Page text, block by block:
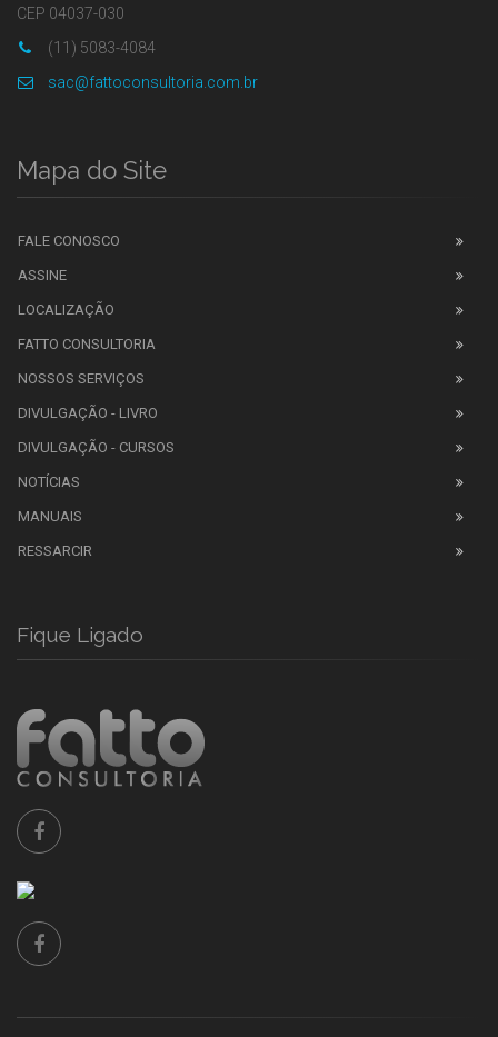
CEP 04037-030
(11) 5083-4084
sac@fattoconsultoria.com.br
Mapa do Site
FALE CONOSCO
ASSINE
LOCALIZAÇÃO
FATTO CONSULTORIA
NOSSOS SERVIÇOS
DIVULGAÇÃO - LIVRO
DIVULGAÇÃO - CURSOS
NOTÍCIAS
MANUAIS
RESSARCIR
Fique Ligado